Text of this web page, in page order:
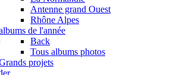
Antenne grand Ouest
Rhône Alpes
de l'année
Back
Tous albums photos
projets